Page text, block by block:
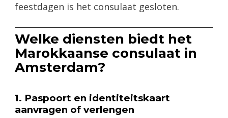
feestdagen is het consulaat gesloten.
Welke diensten biedt het
Marokkaanse consulaat in
Amsterdam?
1. Paspoort en identiteitskaart
aanvragen of verlengen